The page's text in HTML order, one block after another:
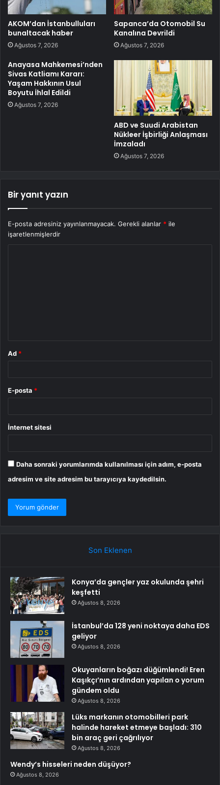
AKOM’dan İstanbulluları
bunaltacak haber
Ağustos 7, 2026
Sapanca’da Otomobil Su
Kanalına Devrildi
Ağustos 7, 2026
Anayasa Mahkemesi’nden
Sivas Katliamı Kararı:
Yaşam Hakkının Usul
Boyutu İhlal Edildi
Ağustos 7, 2026
ABD ve Suudi Arabistan
Nükleer İşbirliği Anlaşması
İmzaladı
Ağustos 7, 2026
Bir yanıt yazın
E-posta adresiniz yayınlanmayacak. Gerekli alanlar * ile
işaretlenmişlerdir
Ad *
E-posta *
İnternet sitesi
Daha sonraki yorumlarımda kullanılması için adım, e-posta
adresim ve site adresim bu tarayıcıya kaydedilsin.
Son Eklenen
Konya’da gençler yaz okulunda şehri
keşfetti
Ağustos 8, 2026
İstanbul’da 128 yeni noktaya daha EDS
geliyor
Ağustos 8, 2026
Okuyanların boğazı düğümlendi! Eren
Kaşıkçı’nın ardından yapılan o yorum
gündem oldu
Ağustos 8, 2026
Lüks markanın otomobilleri park
halinde hareket etmeye başladı: 310
bin araç geri çağrılıyor
Ağustos 8, 2026
Wendy’s hisseleri neden düşüyor?
Ağustos 8, 2026